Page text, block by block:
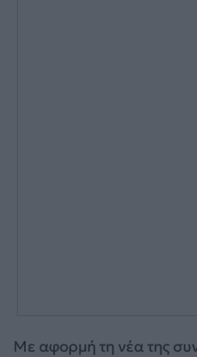
Με αφορμή τη νέα της